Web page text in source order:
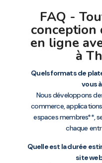
FAQ -
en ligne
à
Quels formats de
vous
Nous développons
commerce,
espaces membres**,
chaque
Quelle est la durée
site